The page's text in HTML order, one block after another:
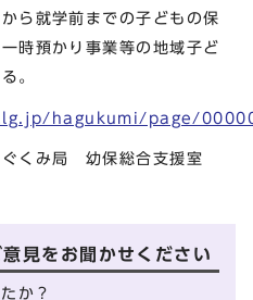
ら就学前までの子どもの保
時預かり事業等の地域子ど
。
hagukumi/page/
ぐくみ局 幼保総合支援室
見をお聞かせください
か？